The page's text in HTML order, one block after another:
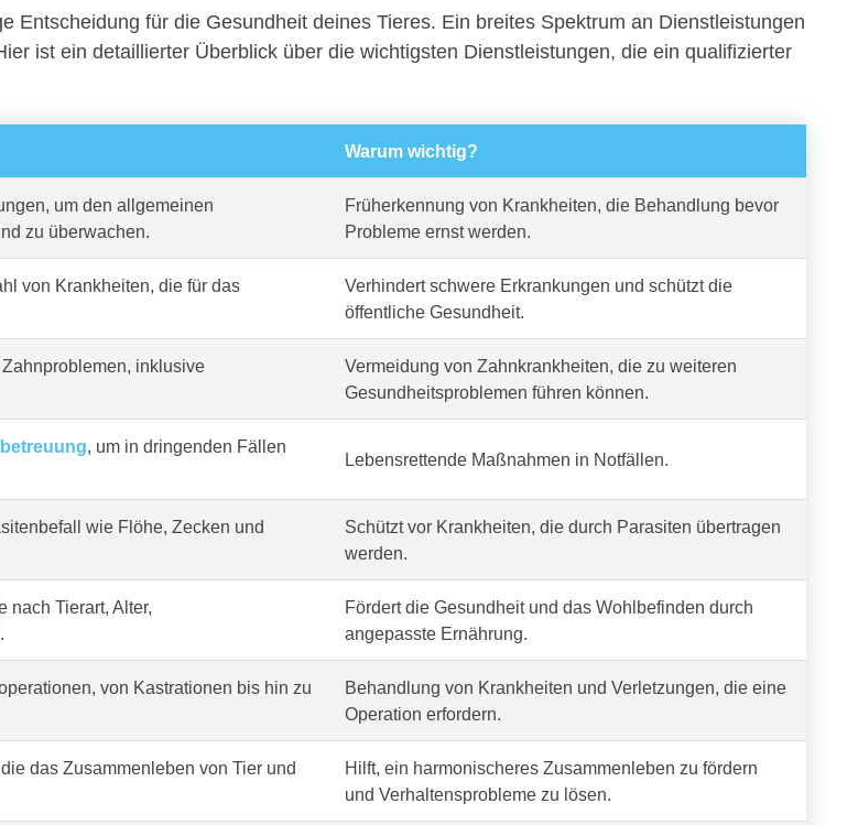
Entscheidung für die Gesundheit deines Tieres. Ein breites Spektrum an Dienstleistungen
ist ein detaillierter Überblick über die wichtigsten Dienstleistungen, die ein qualifizierter
Warum wichtig?
um den allgemeinen
zu überwachen.
Früherkennung von Krankheiten, die Behandlung bevor
Probleme ernst werden.
von Krankheiten, die für das
Verhindert schwere Erkrankungen und schützt die
öffentliche Gesundheit.
inklusive
Vermeidung von Zahnkrankheiten, die zu weiteren
Gesundheitsproblemen führen können.
, um in dringenden Fällen
Lebensrettende Maßnahmen in Notfällen.
wie Flöhe, Zecken und
Schützt vor Krankheiten, die durch Parasiten übertragen
werden.
nach Tierart, Alter,
Fördert die Gesundheit und das Wohlbefinden durch
angepasste Ernährung.
von Kastrationen bis hin zu
Behandlung von Krankheiten und Verletzungen, die eine
Operation erfordern.
das Zusammenleben von Tier und
Hilft, ein harmonischeres Zusammenleben zu fördern
und Verhaltensprobleme zu lösen.